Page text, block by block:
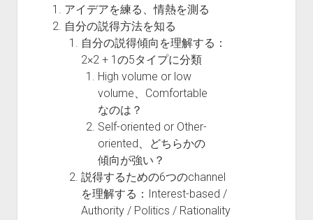
アイデアを練る、情熱を測る
自分の説得方法を知る
自分の説得傾向を理解する：
2×2 + 1の5タイプに分類
High volume or low
volume、Comfortable
なのは？
Self-oriented or Other-
oriented、どちらかの
傾向が強い？
説得するための6つのchannel
を理解する：Interest-based /
Authority / Politics / Rationality